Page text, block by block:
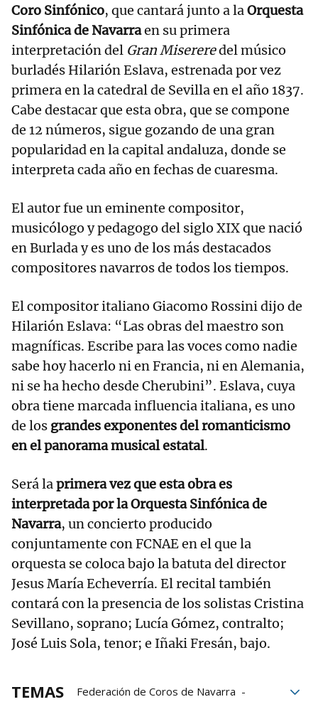
Coro Sinfónico, que cantará junto a laOrquesta
Sinfónica de Navarraen su primera
interpretación del Gran Misereredel músico
burladés Hilarión Eslava, estrenada por vez
primera en la catedral de Sevilla en el año 1837.
Cabe destacar que esta obra, que se compone
de 12 números, sigue gozando de una gran
popularidad en la capital andaluza, donde se
interpreta cada año en fechas de cuaresma.
El autor fue un eminente compositor,
musicólogo y pedagogo del siglo XIX que nació
en Burlada y es uno de los más destacados
compositores navarros de todos los tiempos.
El compositor italiano Giacomo Rossini dijo de
Hilarión Eslava: “Las obras del maestro son
magníficas. Escribe para las voces como nadie
sabe hoy hacerlo ni en Francia, ni en Alemania,
ni se ha hecho desde Cherubini”. Eslava, cuya
obra tiene marcada influencia italiana, es uno
de los grandes exponentes del romanticismo
en el panorama musical estatal.
Será laprimera vez que esta obra es
interpretada por la Orquesta Sinfónica de
Navarra, un concierto producido
conjuntamente con FCNAE en el que la
orquesta se coloca bajo la batuta del director
Jesus María Echeverría. El recital también
contará con la presencia de los solistas Cristina
Sevillano, soprano; Lucía Gómez, contralto;
José Luis Sola, tenor; e Iñaki Fresán, bajo.
TEMAS
Federación de Coros de Navarra